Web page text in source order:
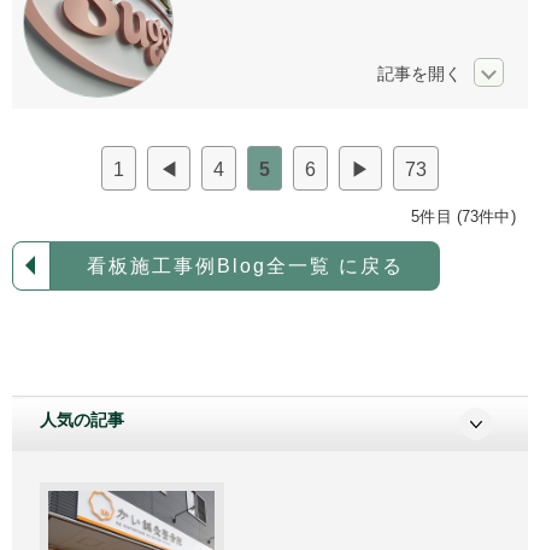
ご相談からの流れ
個人情報保護方針
1 ◀ 4 5 6 ▶ 73
5件目 (73件中)
看板施工事例Blog全一覧 に戻る
人気の記事